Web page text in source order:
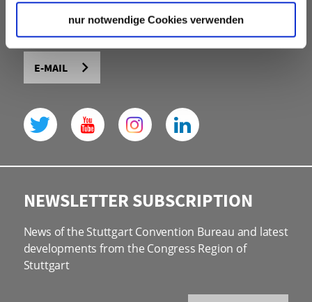
nur notwendige Cookies verwenden
official partner of the state capital Stuttgart and the
Stuttgart region
E-MAIL
NEWSLETTER SUBSCRIPTION
News of the Stuttgart Convention Bureau and latest
developments from the Congress Region of
Stuttgart